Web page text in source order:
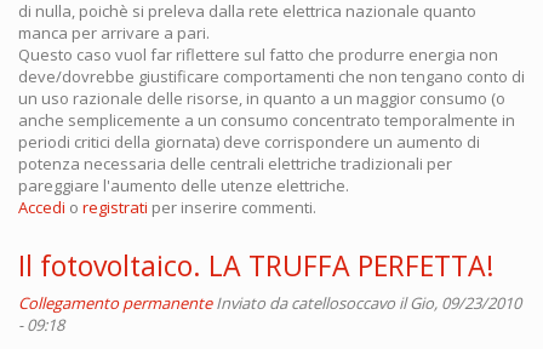
di nulla, poichè si preleva dalla rete elettrica nazionale quanto
manca per arrivare a pari.
Questo caso vuol far riflettere sul fatto che produrre energia non
deve/dovrebbe giustificare comportamenti che non tengano conto di
un uso razionale delle risorse, in quanto a un maggior consumo (o
anche semplicemente a un consumo concentrato temporalmente in
periodi critici della giornata) deve corrispondere un aumento di
potenza necessaria delle centrali elettriche tradizionali per
pareggiare l'aumento delle utenze elettriche.
Accedi o registrati per inserire commenti.
Il fotovoltaico. LA TRUFFA PERFETTA!
Collegamento permanente Inviato dacatellosoccavo il Gio, 09/23/2010
- 09:18